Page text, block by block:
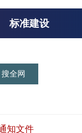
标准建设
搜全网
知文件